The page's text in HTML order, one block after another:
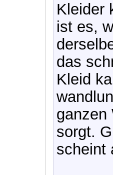
Kleider
ist es,
das
Kleid
ganzen
sorgt.
scheint